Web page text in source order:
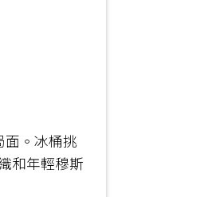
面。冰桶挑
和年輕穆斯